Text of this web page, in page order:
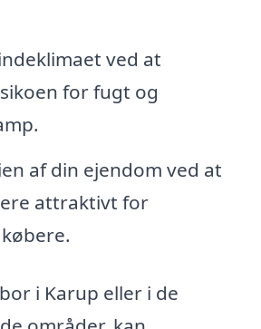
ved at
for fugt og
af din ejendom ved at
attraktivt for
i Karup eller i de